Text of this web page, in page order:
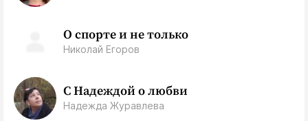
О спорте и не только
Николай Егоров
С Надеждой о любви
Надежда Журавлева